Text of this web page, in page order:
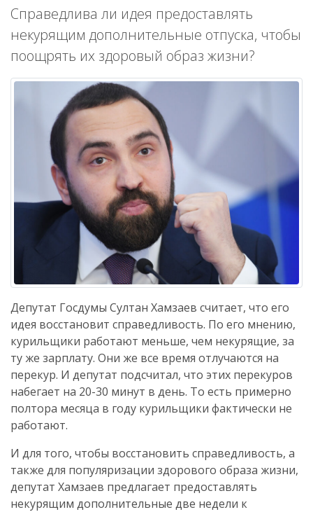
Справедлива ли идея предоставлять
некурящим дополнительные отпуска, чтобы
поощрять их здоровый образ жизни?
Депутат Госдумы Султан Хамзаев считает, что его
идея восстановит справедливость. По его мнению,
курильщики работают меньше, чем некурящие, за
ту же зарплату. Они же все время отлучаются на
перекур. И депутат подсчитал, что этих перекуров
набегает на 20-30 минут в день. То есть примерно
полтора месяца в году курильщики фактически не
работают.
И для того, чтобы восстановить справедливость, а
также для популяризации здорового образа жизни,
депутат Хамзаев предлагает предоставлять
некурящим дополнительные две недели к